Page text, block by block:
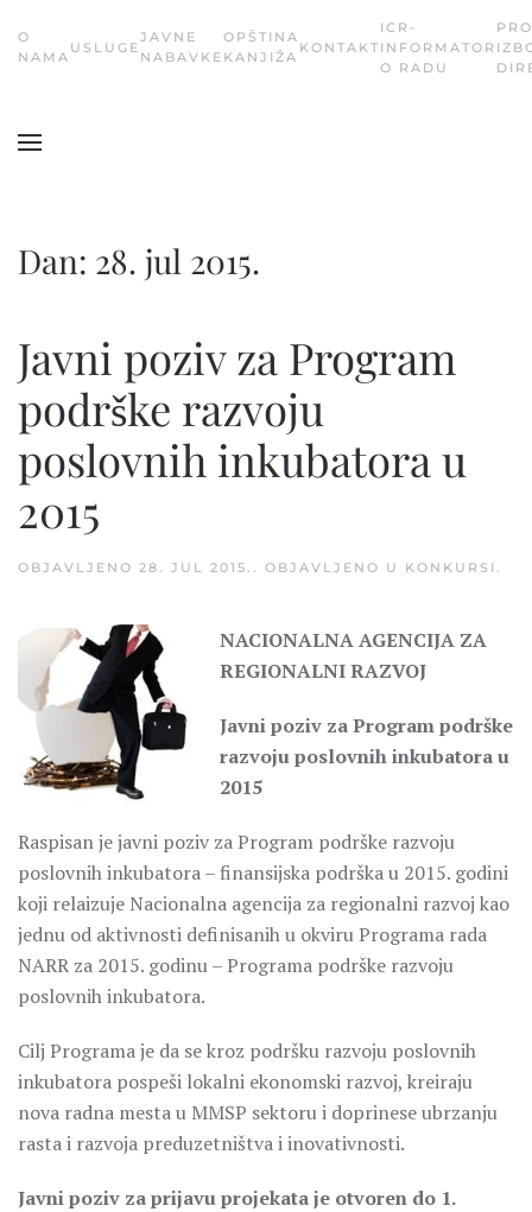
Skip
О
NAMA
USLUGE
JAVNE
NABAVKE
OPŠTINA
KANJIŽA
KONTAKT
ICR-
INFORMATOR
O RADU
Dan: 28. jul 2015.
Javni poziv za Program
podrške razvoju
poslovnih inkubatora u
2015
OBJAVLJENO 28. JUL 2015. . OBJAVLJENO U KONKURSI .
NACIONALNA AGENCIJA ZA
REGIONALNI RAZVOJ
Javni poziv za Program podrške
razvoju poslovnih inkubatora u
2015
Raspisan je javni poziv za Program podrške razvoju
poslovnih inkubatora – finansijska podrška u 2015. godini
koji relaizuje Nacionalna agencija za regionalni razvoj kao
jednu od aktivnosti definisanih u okviru Programa rada
NARR za 2015. godinu – Programa podrške razvoju
poslovnih inkubatora.
Cilj Programa je da se kroz podršku razvoju poslovnih
inkubatora pospeši lokalni ekonomski razvoj, kreiraju
nova radna mesta u MMSP sektoru i doprinese ubrzanju
rasta i razvoja preduzetništva i inovativnosti.
Javni poziv za prijavu projekata je otvoren do 1.